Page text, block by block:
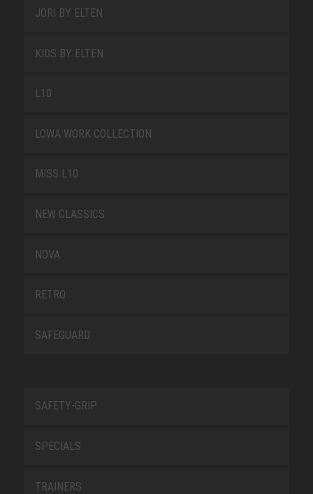
JORI BY ELTEN
KIDS BY ELTEN
L10
LOWA WORK COLLECTION
MISS L10
NEW CLASSICS
NOVA
RETRO
SAFEGUARD
SAFETY-GRIP
SPECIALS
TRAINERS